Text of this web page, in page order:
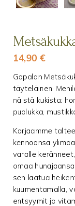
14,90 €
Gopalan
täyteläinen.
näistä kukista:
puolukka,
Korjaamme
kennoonsa
varalle
omaa
sen laatua
kuumentamalla,
entsyymit ja